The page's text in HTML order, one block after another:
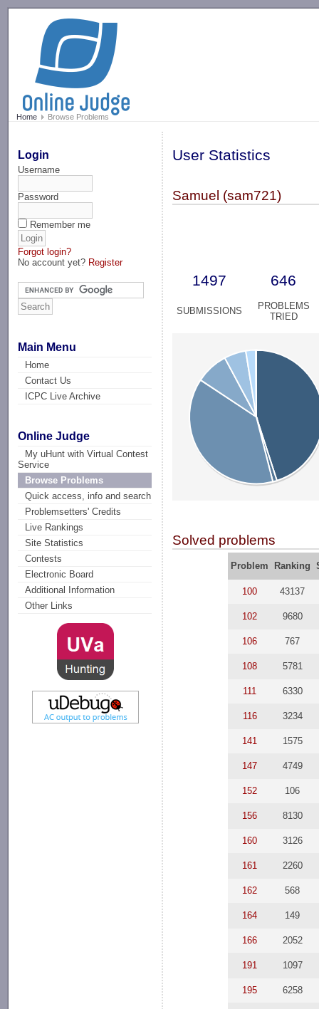
Home Browse Problems
Login
Username
Password
Remember me
Forgot login?
No account yet? Register
Main Menu
Home
Contact Us
ICPC Live Archive
Online Judge
My uHunt with Virtual Contest
Service
Browse Problems
Quick access, info and search
Problemsetters' Credits
Live Rankings
Site Statistics
Contests
Electronic Board
Additional Information
Other Links
User Statistics
Samuel (sam721)
1497 646
SUBMISSIONS
PROBLEMS
TRIED
Solved problems
Problem Ranking
100 43137
102 9680
106 767
108 5781
111 6330
116 3234
141 1575
147 4749
152 106
156 8130
160 3126
161 2260
162 568
164 149
166 2052
191 1097
195 6258